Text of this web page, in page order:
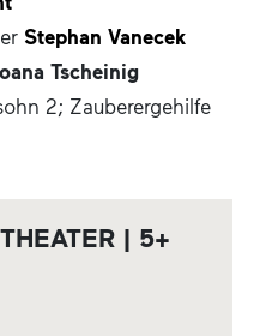
Stephan Vanecek
Tscheinig
2; Zauberergehilfe
| 5+